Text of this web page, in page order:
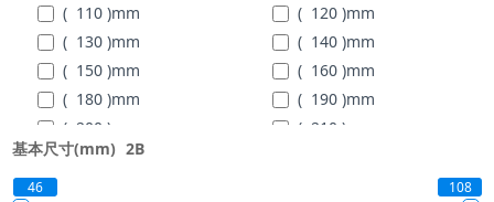
( 110 )mm ( 120 )mm
( 130 )mm ( 140 )mm
( 150 )mm ( 160 )mm
( 180 )mm ( 190 )mm
( 200 )
( 210 )
( 225 )mm
基本尺寸(mm) 2B
46 108